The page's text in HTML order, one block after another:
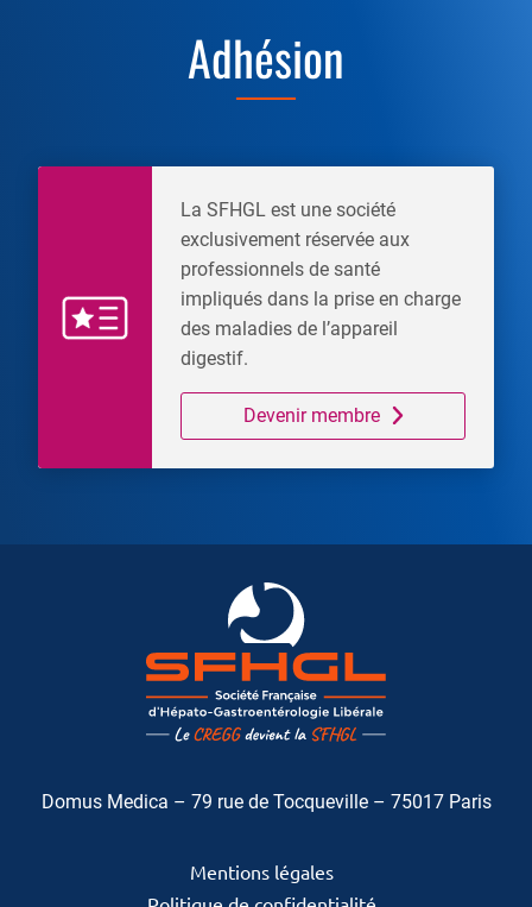
Adhésion
La SFHGL est une société
exclusivement réservée aux
professionnels de santé
impliqués dans la prise en charge
des maladies de l’appareil
digestif.
Devenir membre
Domus Medica – 79 rue de Tocqueville – 75017 Paris
Mentions légales